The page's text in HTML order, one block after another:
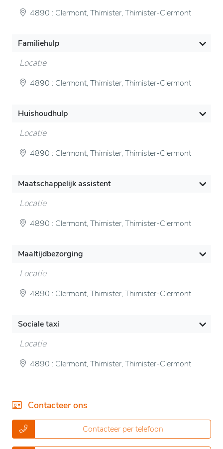
4890 : Clermont, Thimister, Thimister-Clermont
Familiehulp
Locatie
4890 : Clermont, Thimister, Thimister-Clermont
Huishoudhulp
Locatie
4890 : Clermont, Thimister, Thimister-Clermont
Maatschappelijk assistent
Locatie
4890 : Clermont, Thimister, Thimister-Clermont
Maaltijdbezorging
Locatie
4890 : Clermont, Thimister, Thimister-Clermont
Sociale taxi
Locatie
4890 : Clermont, Thimister, Thimister-Clermont
Contacteer ons
Contacteer per telefoon